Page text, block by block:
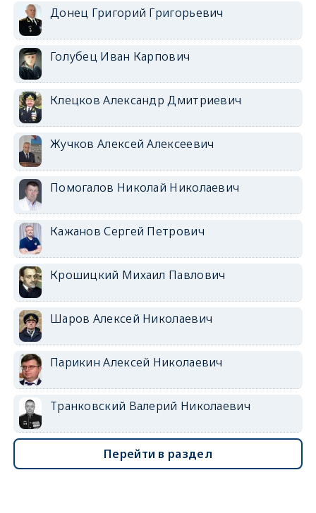
Донец Григорий Григорьевич
Голубец Иван Карпович
Клецков Александр Дмитриевич
Жучков Алексей Алексеевич
Помогалов Николай Николаевич
Кажанов Сергей Петрович
Крошицкий Михаил Павлович
Шаров Алексей Николаевич
Парикин Алексей Николаевич
Транковский Валерий Николаевич
Перейти в раздел